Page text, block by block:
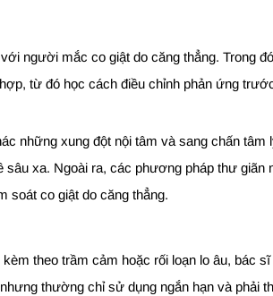
người mắc co giật do căng thẳng. Trong
từ đó học cách điều chỉnh phản ứng
những xung đột nội tâm và sang chấn
xa. Ngoài ra, các phương pháp thư
soát co giật do căng thẳng.
theo trầm cảm hoặc rối loạn lo âu, bác
thường chỉ sử dụng ngắn hạn và phải